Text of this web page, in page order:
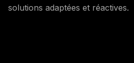
solutions adaptées et réactives.